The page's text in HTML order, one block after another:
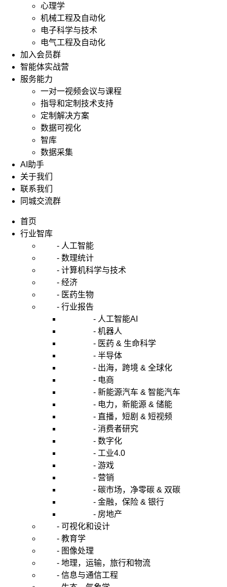
心理学
机械工程及自动化
电子科学与技术
电气工程及自动化
加入会员群
智能体实战营
服务能力
一对一视频会议与课程
指导和定制技术支持
定制解决方案
数据可视化
智库
数据采集
AI助手
关于我们
联系我们
同城交流群
首页
行业智库
- 人工智能
- 数理统计
- 计算机科学与技术
- 经济
- 医药生物
- 行业报告
- 人工智能AI
- 机器人
- 医药 & 生命科学
- 半导体
- 出海，跨境 & 全球化
- 电商
- 新能源汽车 & 智能汽车
- 电力，新能源 & 储能
- 直播，短剧 & 短视频
- 消费者研究
- 数字化
- 工业4.0
- 游戏
- 营销
- 碳市场，净零碳 & 双碳
- 金融，保险 & 银行
- 房地产
- 可视化和设计
- 教育学
- 图像处理
- 地理，运输，旅行和物流
- 信息与通信工程